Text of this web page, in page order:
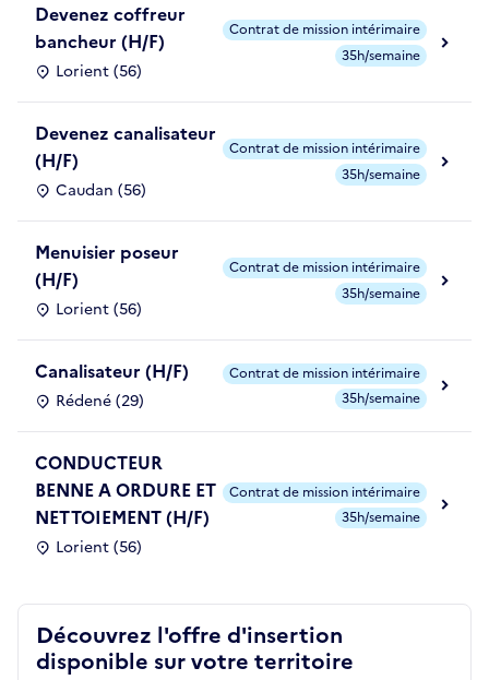
Devenez coffreur
bancheur (H/F)
Lorient (56)
Contrat de mission intérimaire
35h/semaine
Devenez canalisateur
(H/F)
Caudan (56)
Contrat de mission intérimaire
35h/semaine
Menuisier poseur
(H/F)
Lorient (56)
Contrat de mission intérimaire
35h/semaine
Canalisateur (H/F)
Rédené (29)
Contrat de mission intérimaire
35h/semaine
CONDUCTEUR
BENNE A ORDURE ET
NETTOIEMENT (H/F)
Lorient (56)
Contrat de mission intérimaire
35h/semaine
Découvrez l'offre d'insertion
disponible sur votre territoire